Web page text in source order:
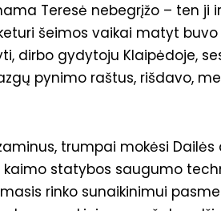
Teresė nebegrįžo – ten ji
šeimos vaikai matyt buvo
dirbo gydytoju Klaipėdoje,
pynimo raštus, rišdavo,
trumpai mokėsi
statybos saugumo
rinko sunaikinimui